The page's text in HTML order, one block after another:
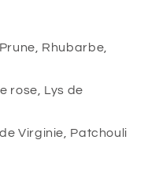
Rhubarbe,
rose, Lys de
Virginie, Patchouli